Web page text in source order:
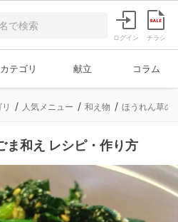
ログイン チラシ
カテゴリ 献立 コラム
人気メニュー 和え物 ほうれん草の
ま和え レシピ・作り方